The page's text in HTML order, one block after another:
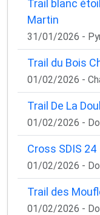
✅ Des
✅ Des
✅ Les
✅ Des
1 email / mois.
Email
Oui, je veux
Aucun spam,
Trail blanc
Martin
31/01/2026 -
Trail du Bois
01/02/2026 -
Trail De La
01/02/2026 -
Cross SDIS 24
01/02/2026 -
Trail des
01/02/2026 -